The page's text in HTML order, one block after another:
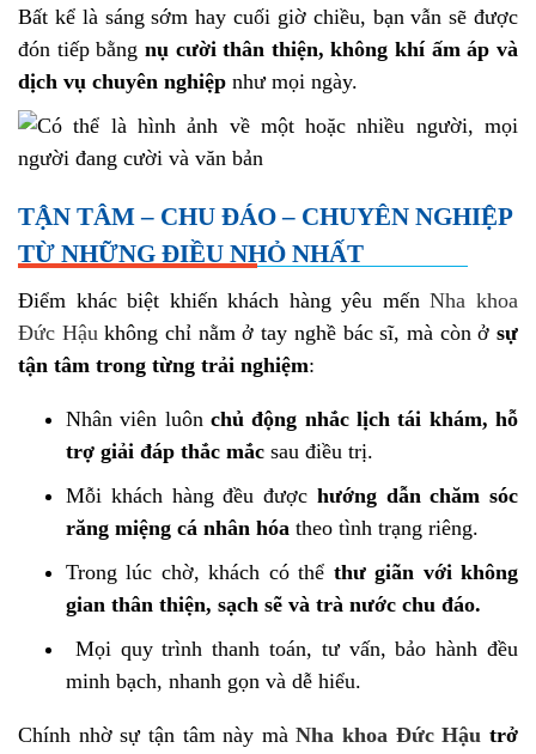
Bất kể là sáng sớm hay cuối giờ chiều, bạn vẫn sẽ được
đón tiếp bằng nụ cười thân thiện, không khí ấm áp và
dịch vụ chuyên nghiệp như mọi ngày.
TẬN TÂM – CHU ĐÁO – CHUYÊN NGHIỆP
TỪ NHỮNG ĐIỀU NHỎ NHẤT
Điểm khác biệt khiến khách hàng yêu mếnNha khoa
Đức Hậukhông chỉ nằm ở tay nghề bác sĩ, mà còn ởsự
tận tâm trong từng trải nghiệm:
Nhân viên luôn chủ động nhắc lịch tái khám, hỗ
trợ giải đáp thắc mắc sau điều trị.
Mỗi khách hàng đều được hướng dẫn chăm sóc
răng miệng cá nhân hóa theo tình trạng riêng.
Trong lúc chờ, khách có thể thư giãn với không
gian thân thiện, sạch sẽ và trà nước chu đáo.
Mọi quy trình thanh toán, tư vấn, bảo hành đều
minh bạch, nhanh gọn và dễ hiểu.
Chính nhờ sự tận tâm này màNha khoa Đức Hậu trở